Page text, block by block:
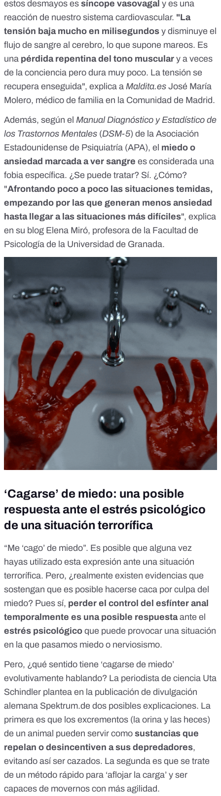
estos desmayos es síncope vasovagal y es una
reacción de nuestro sistema cardiovascular. "La
tensión baja mucho en milisegundos y disminuye el
flujo de sangre al cerebro, lo que supone mareos. Es
una pérdida repentina del tono muscular y a veces
de la conciencia pero dura muy poco. La tensión se
recupera enseguida", explica a Maldita.es José María
Molero, médico de familia en la Comunidad de Madrid.
Además, según el Manual Diagnóstico y Estadístico de
los Trastornos Mentales (DSM-5) de la Asociación
Estadounidense de Psiquiatría (APA), el miedo o
ansiedad marcada a ver sangre es considerada una
fobia específica. ¿Se puede tratar? Sí. ¿Cómo?
"Afrontando poco a poco las situaciones temidas,
empezando por las que generan menos ansiedad
hasta llegar a las situaciones más difíciles", explica
en su blog Elena Miró, profesora de la Facultad de
Psicología de la Universidad de Granada.
‘Cagarse’ de miedo: una posible
respuesta ante el estrés psicológico
de una situación terrorífica
“Me ‘cago’ de miedo”. Es posible que alguna vez
hayas utilizado esta expresión ante una situación
terrorífica. Pero, ¿realmente existen evidencias que
sostengan que es posible hacerse caca por culpa del
miedo? Pues sí, perder el control del esfínter anal
temporalmente es una posible respuestaante el
estrés psicológico que puede provocar una situación
en la que pasamos miedo o nerviosismo.
Pero, ¿qué sentido tiene ‘cagarse de miedo’
evolutivamente hablando? La periodista de ciencia Uta
Schindler plantea en la publicación de divulgación
alemana Spektrum.de dos posibles explicaciones. La
primera es que los excrementos (la orina y las heces)
de un animal pueden servir como sustancias que
repelan o desincentiven a sus depredadores,
evitando así ser cazados. La segunda es que se trate
de un método rápido para ‘aflojar la carga’ y ser
capaces de movernos con más agilidad.